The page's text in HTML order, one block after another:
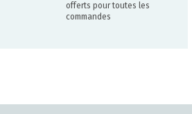
offerts pour toutes les
commandes